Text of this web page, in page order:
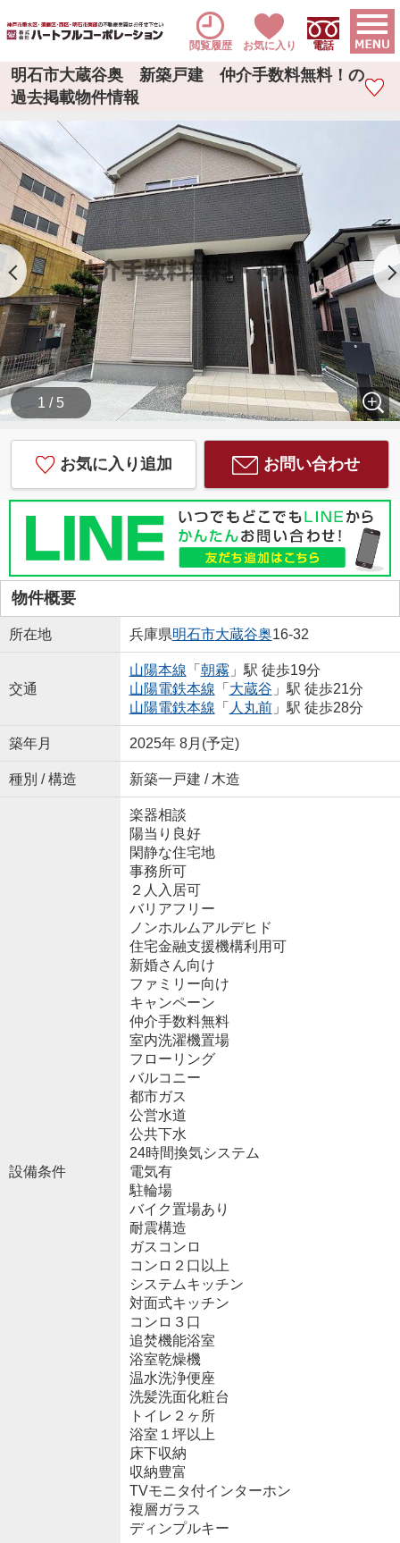
閲覧履歴 お気に入り 電話
明石市大蔵谷奥 新築戸建 仲介手数料無料！の
過去掲載物件情報
1 / 5
お気に入り追加 お問い合わせ
物件概要
所在地 兵庫県明石市大蔵谷奥16-32
交通
山陽本線 「 朝霧 」駅 徒歩19分
山陽電鉄本線 「 大蔵谷 」駅 徒歩21分
山陽電鉄本線 「 人丸前」駅 徒歩28分
築年月 2025年 8月(予定)
種別 / 構造 新築一戸建 / 木造
設備条件
楽器相談
陽当り良好
閑静な住宅地
事務所可
２人入居可
バリアフリー
ノンホルムアルデヒド
住宅金融支援機構利用可
新婚さん向け
ファミリー向け
キャンペーン
仲介手数料無料
室内洗濯機置場
フローリング
バルコニー
都市ガス
公営水道
公共下水
24時間換気システム
電気有
駐輪場
バイク置場あり
耐震構造
ガスコンロ
コンロ２口以上
システムキッチン
対面式キッチン
コンロ３口
追焚機能浴室
浴室乾燥機
温水洗浄便座
洗髪洗面化粧台
トイレ２ヶ所
浴室１坪以上
床下収納
収納豊富
TVモニタ付インターホン
複層ガラス
ディンプルキー